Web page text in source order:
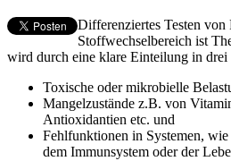
Differenziertes Testen von
Stoffwechselbereich ist
wird durch eine klare Einteilung in drei
Toxische oder mikrobielle
Mangelzustände z.B. von
Antioxidantien etc. und
Fehlfunktionen in Systemen,
dem Immunsystem oder der